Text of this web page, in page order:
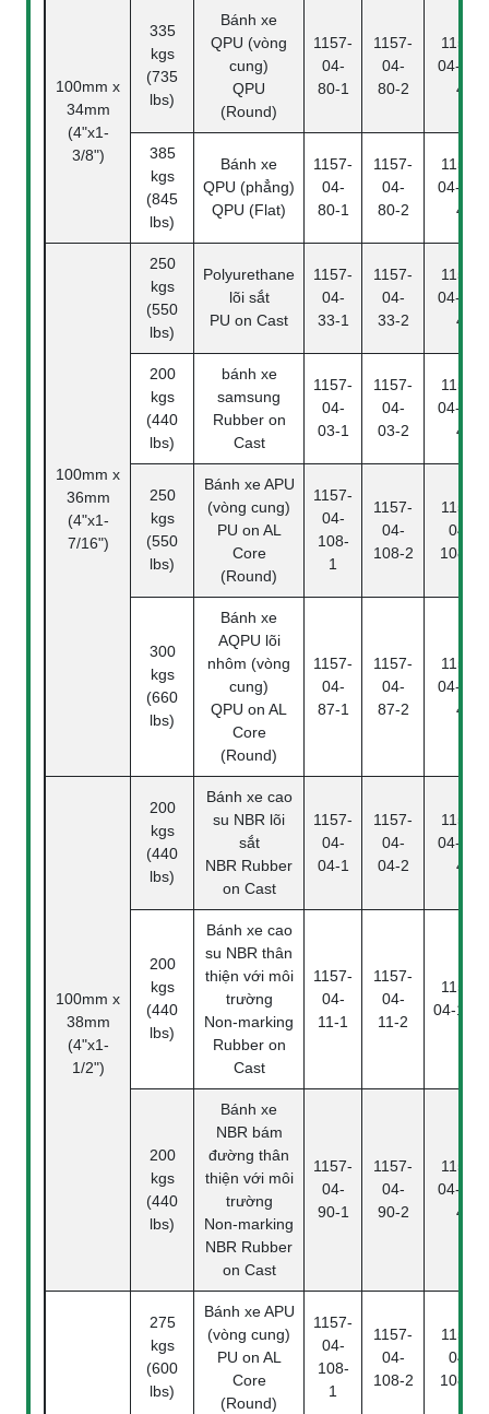
100mm x
34mm
(4"x1-
3/8")
335
kgs
(735
lbs)
Bánh xe
QPU (vòng
cung)
QPU
(Round)
1157-
04-
80-1
1157-
04-
80-2
1157-
04-80-
4
385
kgs
(845
lbs)
Bánh xe
QPU (phẳng)
QPU (Flat)
1157-
04-
80-1
1157-
04-
80-2
1157-
04-80-
4
100mm x
36mm
(4"x1-
7/16")
250
kgs
(550
lbs)
Polyurethane
lõi sắt
PU on Cast
1157-
04-
33-1
1157-
04-
33-2
1157-
04-33-
4
200
kgs
(440
lbs)
bánh xe
samsung
Rubber on
Cast
1157-
04-
03-1
1157-
04-
03-2
1157-
04-03-
4
250
kgs
(550
lbs)
Bánh xe APU
(vòng cung)
PU on AL
Core
(Round)
1157-
04-
108-
1
1157-
04-
108-2
1157-
04-
108-4
300
kgs
(660
lbs)
Bánh xe
AQPU lõi
nhôm (vòng
cung)
QPU on AL
Core
(Round)
1157-
04-
87-1
1157-
04-
87-2
1157-
04-87-
4
100mm x
38mm
(4"x1-
1/2")
200
kgs
(440
lbs)
Bánh xe cao
su NBR lõi
sắt
NBR Rubber
on Cast
1157-
04-
04-1
1157-
04-
04-2
1157-
04-04-
4
200
kgs
(440
lbs)
Bánh xe cao
su NBR thân
thiện với môi
trường
Non-marking
Rubber on
Cast
1157-
04-
11-1
1157-
04-
11-2
1157-
04-11-4
200
kgs
(440
lbs)
Bánh xe
NBR bám
đường thân
thiện với môi
trường
Non-marking
NBR Rubber
on Cast
1157-
04-
90-1
1157-
04-
90-2
1157-
04-90-
4
275
kgs
(600
lbs)
Bánh xe APU
(vòng cung)
PU on AL
Core
(Round)
1157-
04-
108-
1
1157-
04-
108-2
1157-
04-
108-4